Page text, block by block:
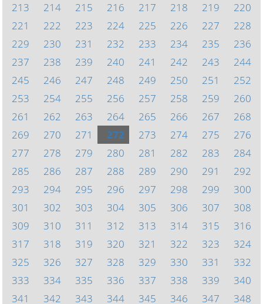
213
214 215 216 217 218 219
220
221
222 223 224 225 226 227
228
229
230 231 232 233 234 235
236
237
238 239 240 241 242 243
244
245
246 247 248 249 250 251
252
253
254 255 256 257 258 259
260
261
262 263 264 265 266 267
268
269
270 271 272 273 274 275
276
277
278 279 280 281 282 283
284
285
286 287 288 289 290 291
292
293
294 295 296 297 298 299
300
301
302 303 304 305 306 307
308
309
310 311 312 313 314 315
316
317
318 319 320 321 322 323
324
325
326 327 328 329 330 331
332
333
334 335 336 337 338 339
340
341
342 343 344 345 346 347 348